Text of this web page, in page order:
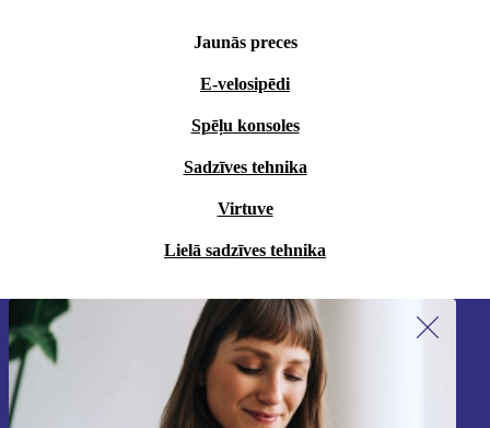
Jaunās preces
E-velosipēdi
Spēļu konsoles
Sadzīves tehnika
Virtuve
Lielā sadzīves tehnika
Piesakieties mūsu jaunumu
saņemšanai!
Nekad vairs nepalaidiet garām nevienu
piedāvājumu.